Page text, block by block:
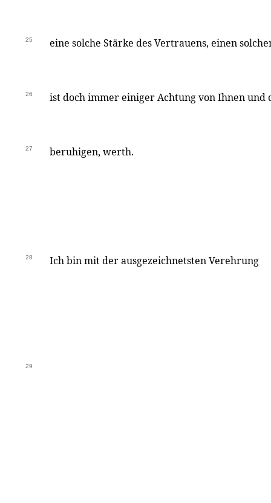
25 eine solche Stärke des Vertrauens, einen
26 ist doch immer einiger Achtung von Ihnen und
27 beruhigen, werth.
28 Ich bin mit der ausgezeichnetsten Verehrung
29